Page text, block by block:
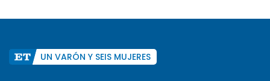
UN VARÓN Y SEIS MUJERES